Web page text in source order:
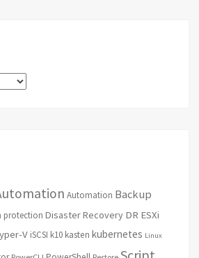
Automation Backup
protection Disaster Recovery DR ESXi
V iSCSI k10 kasten kubernetes Linux